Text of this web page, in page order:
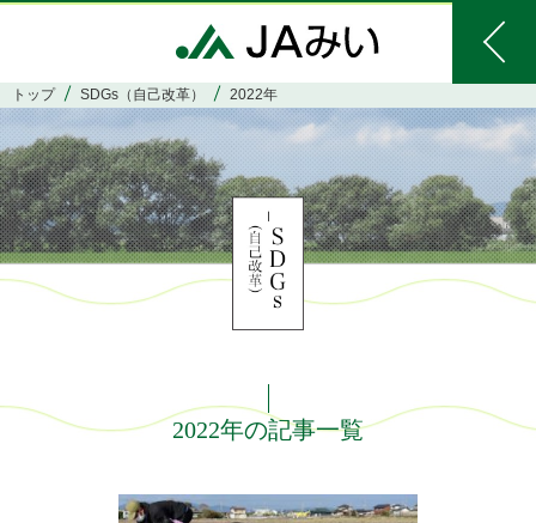
トップ SDGs（自己改革） 2022年
2022年の記事一覧